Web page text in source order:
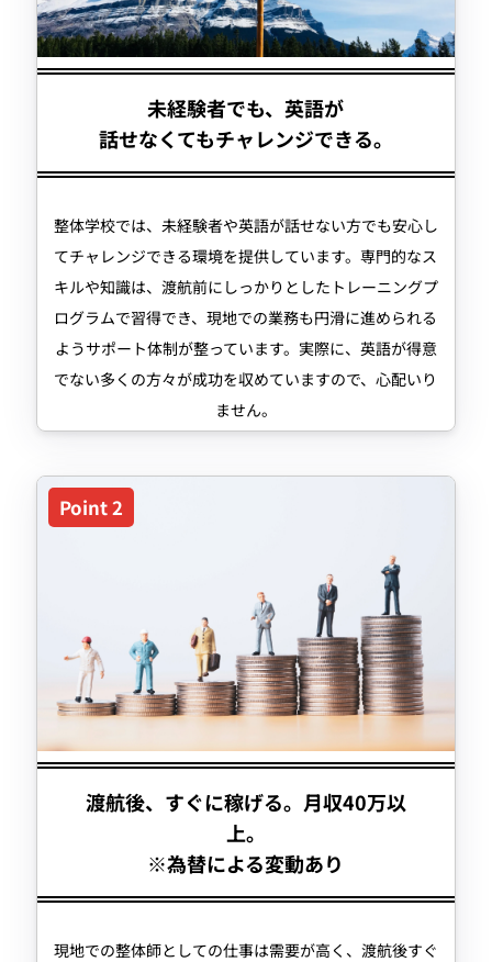
未経験者でも、英語が
話せなくてもチャレンジできる。
整体学校では、未経験者や英語が話せない方でも安心し
てチャレンジできる環境を提供しています。専門的なス
キルや知識は、渡航前にしっかりとしたトレーニングプ
ログラムで習得でき、現地での業務も円滑に進められる
ようサポート体制が整っています。実際に、英語が得意
でない多くの方々が成功を収めていますので、心配いり
ません。
渡航後、すぐに稼げる。月収40万以
上。
※為替による変動あり
現地での整体師としての仕事は需要が高く、渡航後すぐ